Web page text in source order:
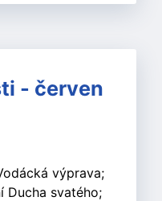
- červen
výprava;
Ducha svatého;